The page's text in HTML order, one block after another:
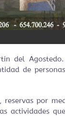
del
de
por
actividades